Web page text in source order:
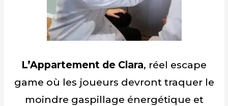
L’Appartement de Clara, réel escape
game où les joueurs devront traquer le
moindre gaspillage énergétique et